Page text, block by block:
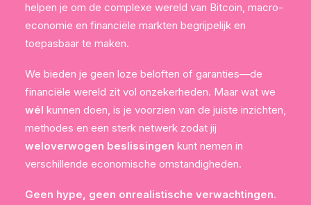
helpen je om de complexe wereld van Bitcoin, macro-
economie en financiële markten begrijpelijk en
toepasbaar te maken.
We bieden je geen loze beloften of garanties—de
financiële wereld zit vol onzekerheden. Maar wat we
wél kunnen doen, is je voorzien van de juiste inzichten,
methodes en een sterk netwerk zodat jij
weloverwogen beslissingen kunt nemen in
verschillende economische omstandigheden.
Geen hype, geen onrealistische verwachtingen.